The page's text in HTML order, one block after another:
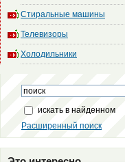
Стиральные машины
Телевизоры
Холодильники
искать в найденном
Расширенный поиск